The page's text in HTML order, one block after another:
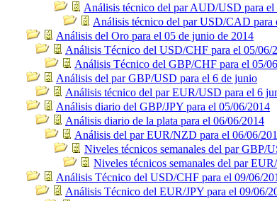
Análisis técnico del par AUD/USD para
Análisis técnico del par USD/CAD para
Análisis del Oro para el 05 de junio de 2014
Análisis Técnico del USD/CHF para el 05/06/
Análisis Técnico del GBP/CHF para el 05/
Análisis del par GBP/USD para el 6 de junio
Análisis técnico del par EUR/USD para el 6
Análisis diario del GBP/JPY para el 05/06/2014
Análisis diario de la plata para el 06/06/2014
Análisis del par EUR/NZD para el 06/06/
Niveles técnicos semanales del par GBP/
Niveles técnicos semanales del par
Análisis Técnico del USD/CHF para el 09/06/
Análisis Técnico del EUR/JPY para el 09/06/